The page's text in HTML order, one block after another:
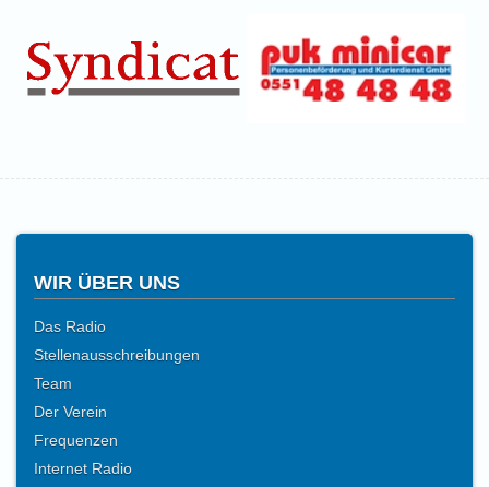
WIR ÜBER UNS
Das Radio
Stellenausschreibungen
Team
Der Verein
Frequenzen
Internet Radio